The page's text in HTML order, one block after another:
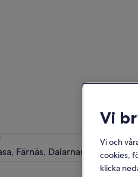
42 Vi
Vi och
cookies,
klicka